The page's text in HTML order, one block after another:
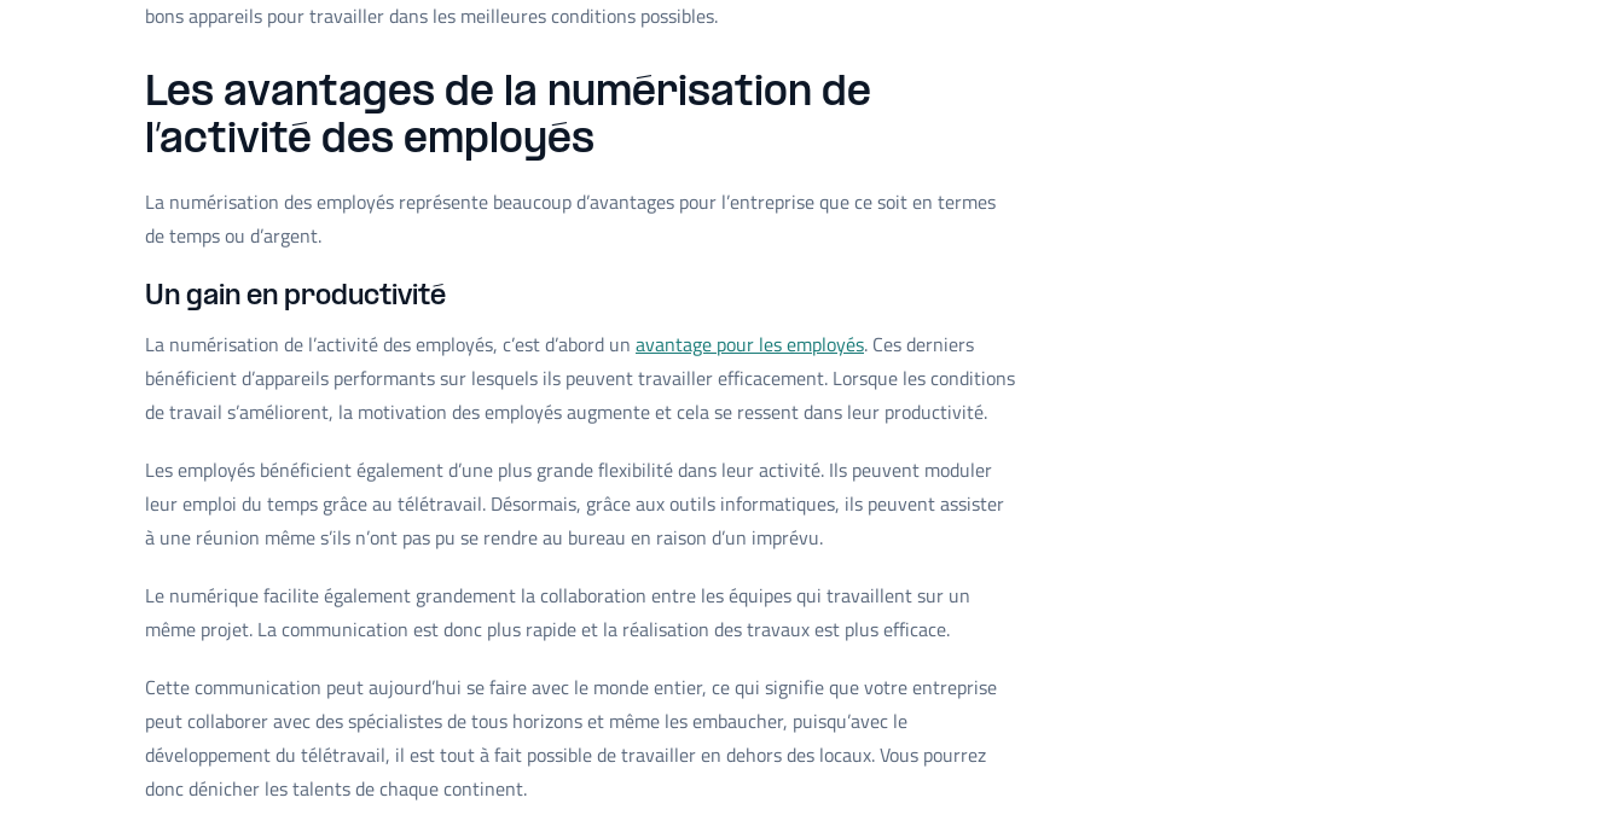
bons appareils pour travailler dans les meilleures conditions possibles.
Les avantages de la numérisation de
l’activité des employés
La numérisation des employés représente beaucoup d’avantages pour l’entreprise que ce soit en termes
de temps ou d’argent.
Un gain en productivité
La numérisation de l’activité des employés, c’est d’abord un avantage pour les employés. Ces derniers
bénéficient d’appareils performants sur lesquels ils peuvent travailler efficacement. Lorsque les conditions
de travail s’améliorent, la motivation des employés augmente et cela se ressent dans leur productivité.
Les employés bénéficient également d’une plus grande flexibilité dans leur activité. Ils peuvent moduler
leur emploi du temps grâce au télétravail. Désormais, grâce aux outils informatiques, ils peuvent assister
à une réunion même s’ils n’ont pas pu se rendre au bureau en raison d’un imprévu.
Le numérique facilite également grandement la collaboration entre les équipes qui travaillent sur un
même projet. La communication est donc plus rapide et la réalisation des travaux est plus efficace.
Cette communication peut aujourd’hui se faire avec le monde entier, ce qui signifie que votre entreprise
peut collaborer avec des spécialistes de tous horizons et même les embaucher, puisqu’avec le
développement du télétravail, il est tout à fait possible de travailler en dehors des locaux. Vous pourrez
donc dénicher les talents de chaque continent.